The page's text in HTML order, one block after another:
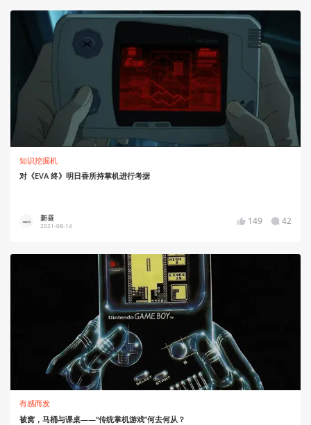
知识挖掘机
对《EVA 终》明日香所持掌机进行考据
新昼
2021-08-14 149 42
有感而发
被窝，马桶与课桌——“传统掌机游戏”何去何从？